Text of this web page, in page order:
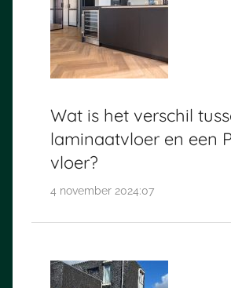
Wat is het verschil
laminaatvloer en een
vloer?
4 november 2024:07